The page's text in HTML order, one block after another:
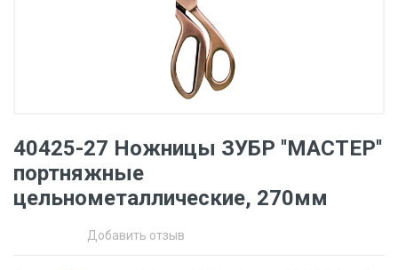
40425-27 Ножницы ЗУБР ''МАСТЕР''
портняжные
цельнометаллические, 270мм
Добавить отзыв